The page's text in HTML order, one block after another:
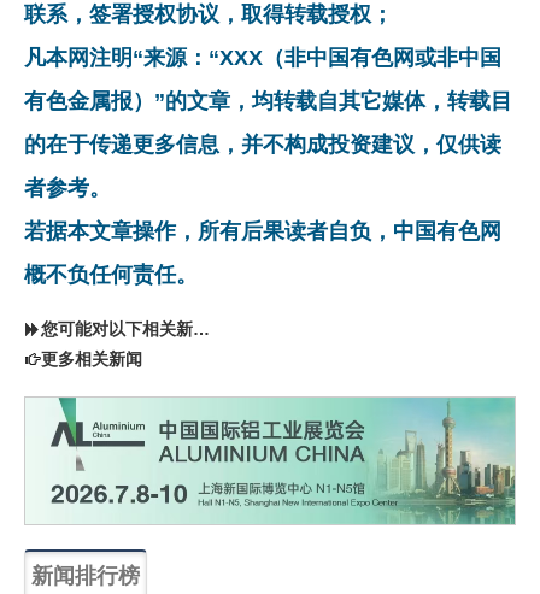
联系，签署授权协议，取得转载授权；
凡本网注明“来源：“XXX（非中国有色网或非中国
有色金属报）”的文章，均转载自其它媒体，转载目
的在于传递更多信息，并不构成投资建议，仅供读
者参考。
若据本文章操作，所有后果读者自负，中国有色网
概不负任何责任。
您可能对以下相关新闻同样感兴趣
更多相关新闻
新闻排行榜